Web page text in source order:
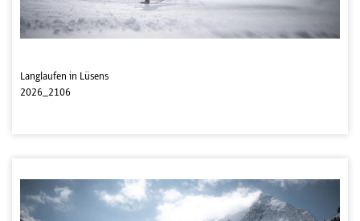
Langlaufen in Lüsens
2026_2106